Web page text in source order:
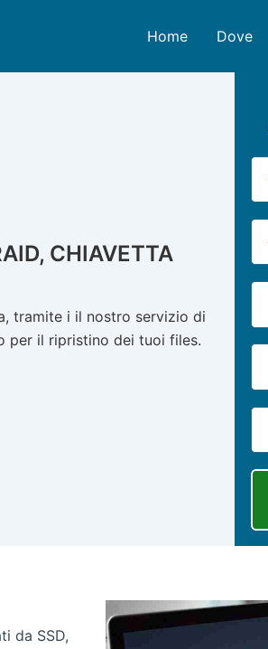
Home Dove
CHIAVETTA
tramite i il nostro servizio di
per il ripristino dei tuoi files.
da SSD,